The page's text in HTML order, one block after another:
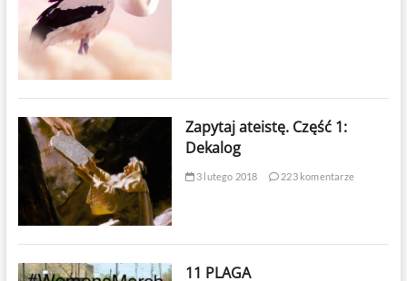
Zapytaj ateistę. Część 1:
Dekalog
3 lutego 2018 223 komentarze
11 PLAGA